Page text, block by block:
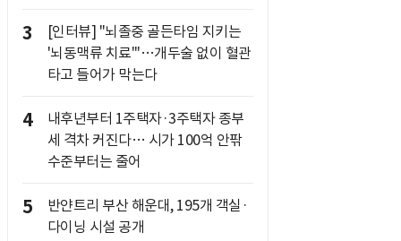
3
[인터뷰] "뇌졸중 골든타임 지키는
'뇌동맥류 치료'"…개두술 없이 혈관
타고 들어가 막는다
4
내후년부터 1주택자·3주택자 종부
세 격차 커진다… 시가 100억 안팎
수준부터는 줄어
5
반얀트리 부산 해운대, 195개 객실·
다이닝 시설 공개